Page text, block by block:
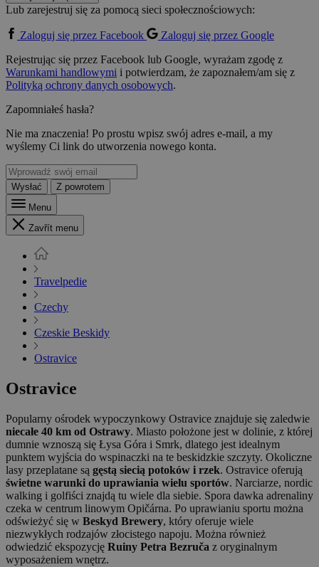
Lub zarejestruj się za pomocą sieci społecznościowych:
Zaloguj się przez Facebook
Zaloguj się przez Google
Rejestrując się przez Facebook lub Google, wyrażam zgodę z
Warunkami handlowymi i potwierdzam, że zapoznałem/am się z
Polityką ochrony danych osobowych.
Zapomniałeś hasła?
Nie ma znaczenia! Po prostu wpisz swój adres e-mail, a my
wyślemy Ci link do utworzenia nowego konta.
Wysłać
Z powrotem
Menu
Zavřít menu
Travelpedie
Czechy
Czeskie Beskidy
Ostravice
Ostravice
Popularny ośrodek wypoczynkowy Ostravice znajduje się zaledwie
niecałe 40 km od Ostrawy. Miasto położone jest w dolinie, z której
dumnie wznoszą się Łysa Góra i Smrk, dlatego jest idealnym
punktem wyjścia do wspinaczki na te beskidzkie szczyty. Okoliczne
lasy przeplatane są gęstą siecią potoków i rzek. Ostravice oferują
świetne warunki do uprawiania wielu sportów. Narciarze, nordic
walking i golfiści znajdą tu wiele dla siebie. Spora dawka adrenaliny
czeka w centrum linowym Opičárna. Po uprawianiu sportu można
odświeżyć się w Beskyd Brewery, który oferuje wiele
niezwykłych rodzajów złocistego napoju. Można również
odwiedzić ekspozycję Ruiny Petra Bezruča z oryginalnym
wyposażeniem wnętrz.